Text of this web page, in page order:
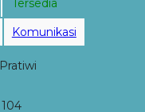
Tersedia
Komunikasi
Pratiwi
104